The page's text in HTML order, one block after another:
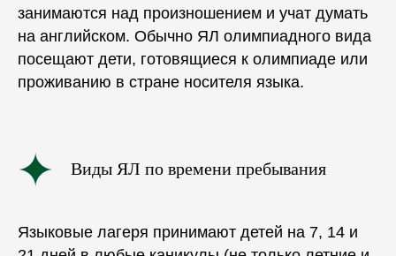
занимаются над произношением и учат думать
на английском. Обычно ЯЛ олимпиадного вида
посещают дети, готовящиеся к олимпиаде или
проживанию в стране носителя языка.
Виды ЯЛ по времени пребывания
Языковые лагеря принимают детей на 7, 14 и